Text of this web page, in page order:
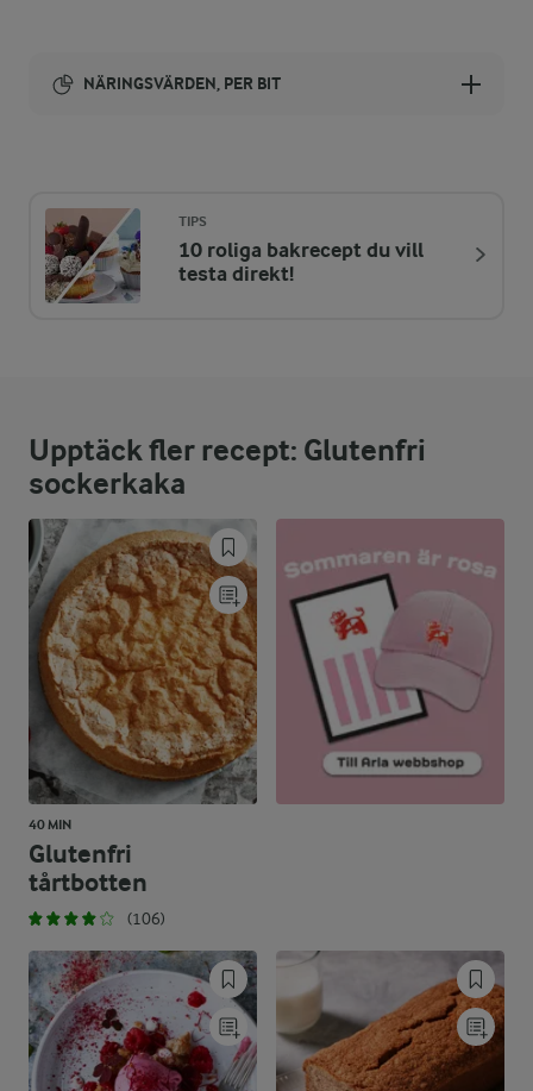
NÄRINGSVÄRDEN, PER BIT
ENERGIDISTRIBUTION %
NÄRINGSVÄRDEN PER BIT
Fett:
36 %
11,2 g
Kolhydrater:
56,9 %
38,5 g
TIPS
10 roliga bakrecept du vill
testa direkt!
Upptäck fler recept: Glutenfri
sockerkaka
40 MIN
Glutenfri
tårtbotten
(106)